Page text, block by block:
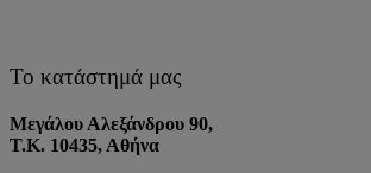
Το κατάστημά μας
Μεγάλου Αλεξάνδρου 90,
Τ.Κ. 10435, Αθήνα